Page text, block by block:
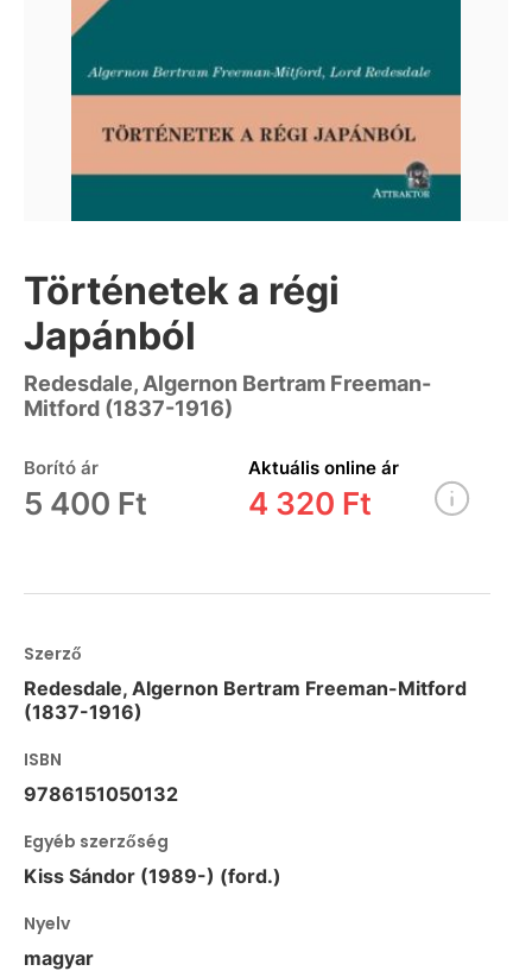
Történetek a régi
Japánból
Redesdale, Algernon Bertram Freeman-
Mitford (1837-1916)
Borító ár
5 400 Ft
Aktuális online ár
4 320 Ft
Szerző
Redesdale, Algernon Bertram Freeman-Mitford
(1837-1916)
ISBN
9786151050132
Egyéb szerzőség
Kiss Sándor (1989-) (ford.)
Nyelv
magyar